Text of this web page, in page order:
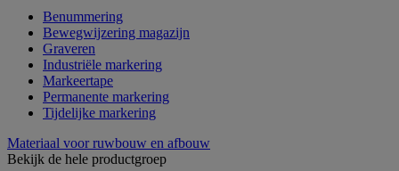
Benummering
Bewegwijzering magazijn
Graveren
Industriële markering
Markeertape
Permanente markering
Tijdelijke markering
Materiaal voor ruwbouw en afbouw
Bekijk de hele productgroep